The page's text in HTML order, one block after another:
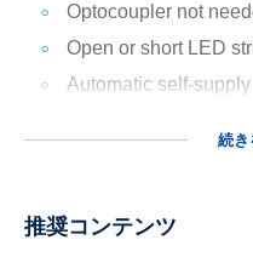
Optocoupler not
Open or short LED
Automatic self-supply
続き
推奨コンテンツ